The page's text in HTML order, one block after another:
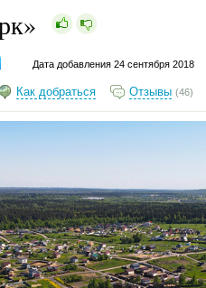
Дата добавления 24 сентября 2018
Как добраться Отзывы (46)